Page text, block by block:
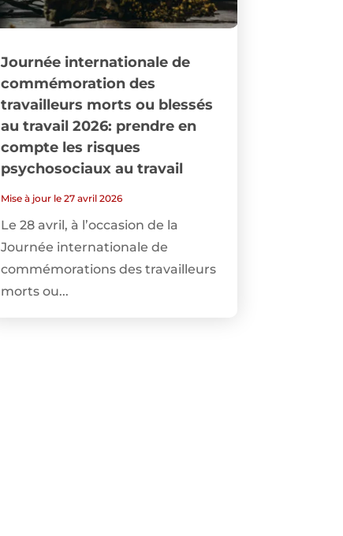
Journée internationale de
commémoration des
travailleurs morts ou blessés
au travail 2026: prendre en
compte les risques
psychosociaux au travail
Mise à jour le 27 avril 2026
Le 28 avril, à l’occasion de la
Journée internationale de
commémorations des travailleurs
morts ou...